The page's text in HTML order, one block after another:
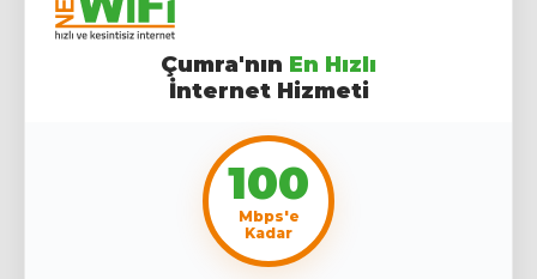
Çumra'nın En Hızlı
İnternet Hizmeti
100
Mbps'e
Kadar